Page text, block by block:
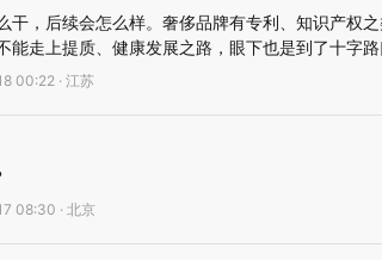
干，后续会怎么样。奢侈品牌有专利、知识产权
能走上提质、健康发展之路，眼下也是到了十字路
00:22 · 江苏
08:30 · 北京